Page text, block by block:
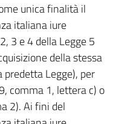
unica finalità il
italiana iure
3 e 4 della Legge 5
della stessa
Legge), per
comma 1, lettera c) o
2). Ai fini del